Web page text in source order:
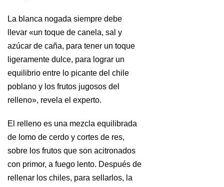
La blanca nogada siempre debe
llevar «un toque de canela, sal y
azúcar de caña, para tener un toque
ligeramente dulce, para lograr un
equilibrio entre lo picante del chile
poblano y los frutos jugosos del
relleno», revela el experto.
El relleno es una mezcla equilibrada
de lomo de cerdo y cortes de res,
sobre los frutos que son acitronados
con primor, a fuego lento. Después de
rellenar los chiles, para sellarlos, la